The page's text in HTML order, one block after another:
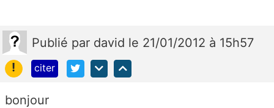
Publié par david le 21/01/2012 à 15h57
!
citer
bonjour